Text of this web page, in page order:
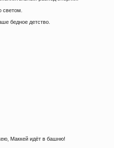
светом.
бедное детство.
Маккей идёт в башню!